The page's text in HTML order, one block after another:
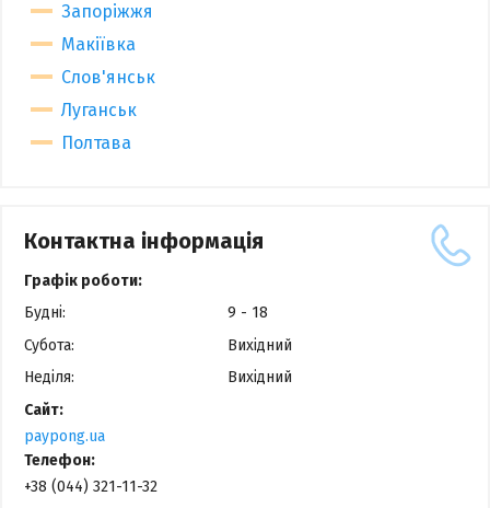
Запоріжжя
Макіївка
Слов'янськ
Луганськ
Полтава
Контактна інформація
Графік роботи:
Будні:
9 - 18
Субота:
Вихідний
Неділя:
Вихідний
Сайт:
paypong.ua
Телефон:
+38 (044) 321-11-32